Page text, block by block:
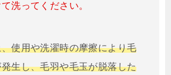
洗ってください。
使用や洗濯時の摩擦により毛
生し、毛羽や毛玉が脱落した